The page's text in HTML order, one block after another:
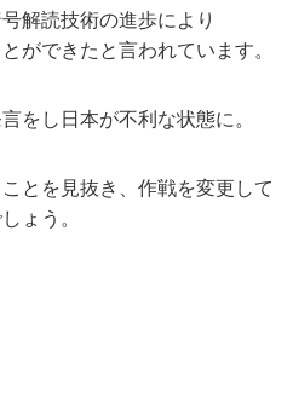
解読技術の進歩により
ができたと言われています。
をし日本が不利な状態に。
とを見抜き、作戦を変更して
ょう。